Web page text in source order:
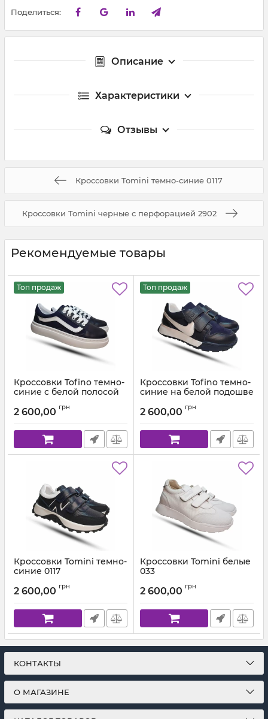
Поделиться:
Описание
Характеристики
Отзывы
Кроссовки Tomini темно-синие 0117
Кроссовки Tomini черные с перфорацией 2902
Рекомендуемые товары
Топ продаж
Кроссовки Tofino темно-
синие с белой полосой
Артикул: 1983-111-102 (31-36)
2 600,00 грн
Топ продаж
Кроссовки Tofino темно-
синие на белой подошве
Артикул: 1982-111-102 (31-40)
2 600,00 грн
Кроссовки Tomini темно-
синие 0117
2 600,00 грн
Кроссовки Tomini белые
033
2 600,00 грн
КОНТАКТЫ
О МАГАЗИНЕ